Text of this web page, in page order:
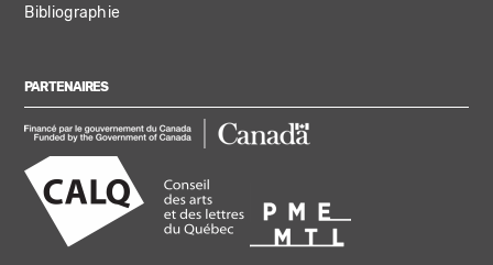
Bibliographie
PARTENAIRES